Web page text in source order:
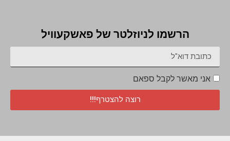
הרשמו לניוזלטר של פאשקעוויל
אני מאשר לקבל ספאם
רוצה להצטרף!!!